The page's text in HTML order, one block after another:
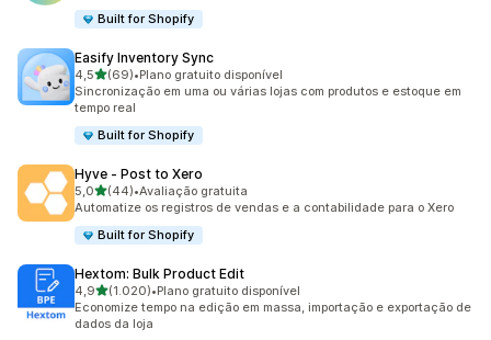
Built for Shopify
Easify Inventory Sync
4,5de 5 estrelas
(69)
69 avaliações ao todo
•Plano gratuito disponível
Sincronização em uma ou várias lojas com produtos e estoque em
tempo real
Built for Shopify
Hyve ‑ Post to Xero
5,0de 5 estrelas
(44)
44 avaliações ao todo
•Avaliação gratuita
Automatize os registros de vendas e a contabilidade para o Xero
Built for Shopify
Hextom: Bulk Product Edit
4,9de 5 estrelas
(1.020)
1020 avaliações ao todo
•Plano gratuito disponível
Economize tempo na edição em massa, importação e exportação de
dados da loja